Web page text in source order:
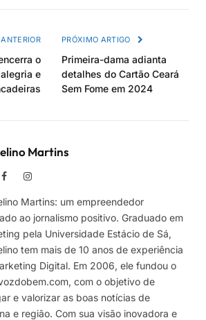
o
e
PRÓXIMO ARTIGO
Primeira-dama adianta
detalhes do Cartão Ceará
Sem Fome em 2024
Martins
FacebookInstagram
Martins: um empreendedor
ao jornalismo positivo. Graduado em
pela Universidade Estácio de Sá,
tem mais de 10 anos de experiência
Digital. Em 2006, ele fundou o
com o objetivo de
e valorizar as boas notícias de
e região. Com sua visão inovadora e